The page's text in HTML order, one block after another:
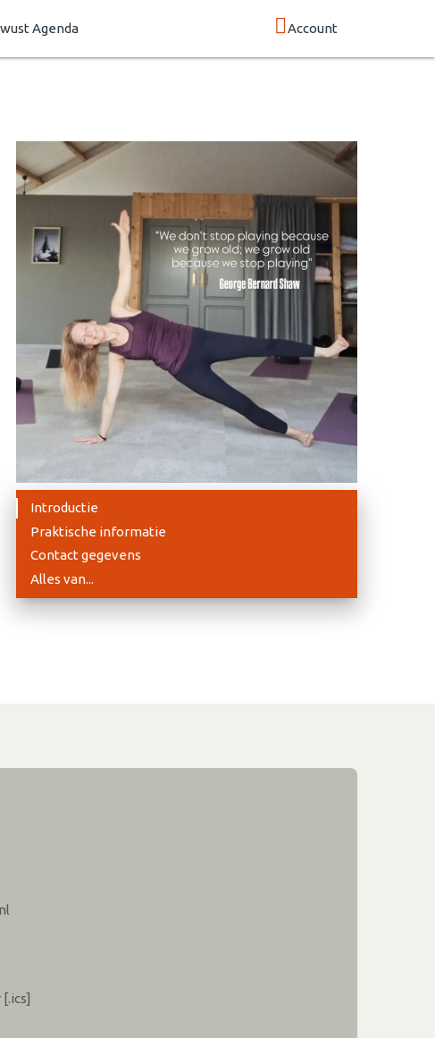
Agenda Account
Introductie
Praktische informatie
Contact gegevens
Alles van...